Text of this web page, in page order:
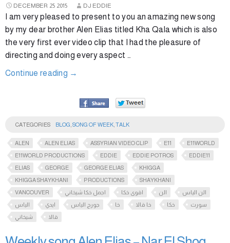
DECEMBER 25 2015 DJ EDDIE
I am very pleased to present to you an amazing new song
by my dear brother Alen Elias titled Kha Qala which is also
the very first ever video clip that I had the pleasure of
directing and doing every aspect …
Continue reading →
CATEGORIES BLOG SONG OF WEEK TALK
ALEN ALEN ELIAS ASSYRIAN VIDEO CLIP E11
E11WORLD
E11WORLD PRODUCTIONS
EDDIE EDDIE POTROS
EDDIE11
ELIAS
GEORGE GEORGE ELIAS
KHIGGA
KHIGGA SHAYKHANI
PRODUCTIONS
SHAYKHANI
VANCOUVER
اجمل خكا شيخاني اقوى خكا الن
الن الياس
الياس
ايدي جورج الياس خا خا قالا خكا
سورث
شيخاني
قالا